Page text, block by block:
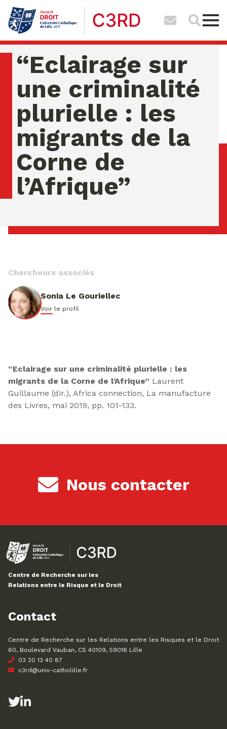
“Eclairage sur
une criminalité
plurielle : les
migrants de la
Corne de
l’Afrique”
Chercheurs associés
Sonia Le Gouriellec
Voir le profil
“Eclairage sur une criminalité plurielle : les
migrants de la Corne de l’Afrique” Laurent
Guillaume (dir.), Africa connection, La manufacture
des Livres, mai 2019, pp. 101-133.
Nous contacter
Centre de Recherche sur les
Relations entre le Risque et le Droit
Contact
Centre de Recherche sur les Relations entre les Risques et le Droit
60, Boulevard Vauban, CS 40109, 59016 Lille
03 20 13 40 87
c3rd@univ-catholille.fr